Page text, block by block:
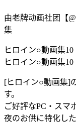
由老牌动画社团【
集
ヒロイン○動画集
ヒロイン○動画集
[ヒロイン○動画集]
す。
ご好評なPC・スマ
夜のお供に特化し